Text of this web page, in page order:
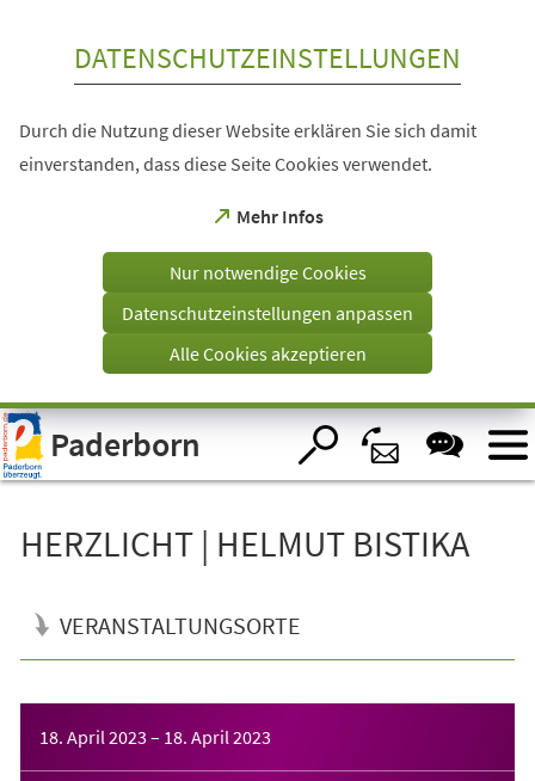
Visuelle
Assistenzsoftware
öffnen.
DATENSCHUTZEINSTELLUNGEN
Durch die Nutzung dieser Website erklären Sie sich damit
einverstanden, dass diese Seite Cookies verwendet.
Mehr Infos
(Öffnet
einem
Tab)
Nur notwendige Cookies
Datenschutzeinstellungen anpassen
Alle Cookies akzeptieren
Paderborn
HERZLICHT | HELMUT BISTIKA
VERANSTALTUNGSORTE
18. April 2023 – 18. April 2023